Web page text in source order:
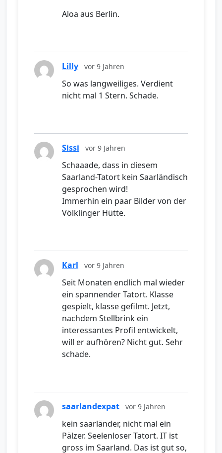
Aloa aus Berlin.
Lilly vor 9 Jahren
So was langweiliges. Verdient
nicht mal 1 Stern. Schade.
Sissi vor 9 Jahren
Schaaade, dass in diesem
Saarland-Tatort kein Saarländisch
gesprochen wird!
Immerhin ein paar Bilder von der
Völklinger Hütte.
Karl vor 9 Jahren
Seit Monaten endlich mal wieder
ein spannender Tatort. Klasse
gespielt, klasse gefilmt. Jetzt,
nachdem Stellbrink ein
interessantes Profil entwickelt,
will er aufhören? Nicht gut. Sehr
schade.
saarlandexpat vor 9 Jahren
kein saarländer, nicht mal ein
Pälzer. Seelenloser Tatort. IT ist
gross im Saarland. Das ist gut so,